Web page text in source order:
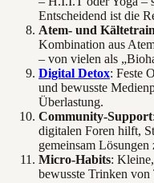
Entscheidend ist die
Atem- und
Kombination aus
– von vielen als
Digital Detox: Feste
und bewusste
Überlastung.
Community-Support
digitalen Foren hilft,
gemeinsam
Micro-Habits:
bewusste Trinken